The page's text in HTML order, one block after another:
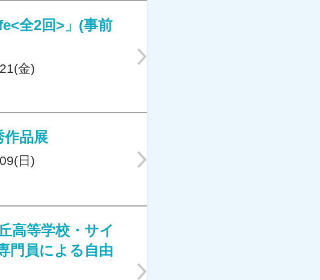
全2回>」(事前
金)
作品展
日)
高等学校・サイ
門員による自由